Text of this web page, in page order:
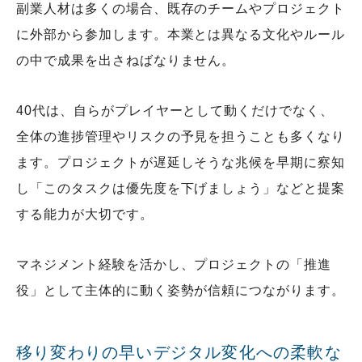
副業人材は多くの場合、既存のチームやプロジェクト
に外部から参加します。本業とは異なる文化やルール
の中で成果を出さねばなりません。
40代は、自らがプレイヤーとして動くだけでなく、
全体の進捗管理やリスクの予見を担うことも多くなり
ます。プロジェクトが遅延しそうな兆候を早期に察知
し「このタスクは優先度を下げましょう」などと提案
する能力が大切です。
マネジメント経験を活かし、プロジェクトの「推進
役」として主体的に動く姿勢が信頼につながります。
移り変わりの早いデジタル変化への柔軟な